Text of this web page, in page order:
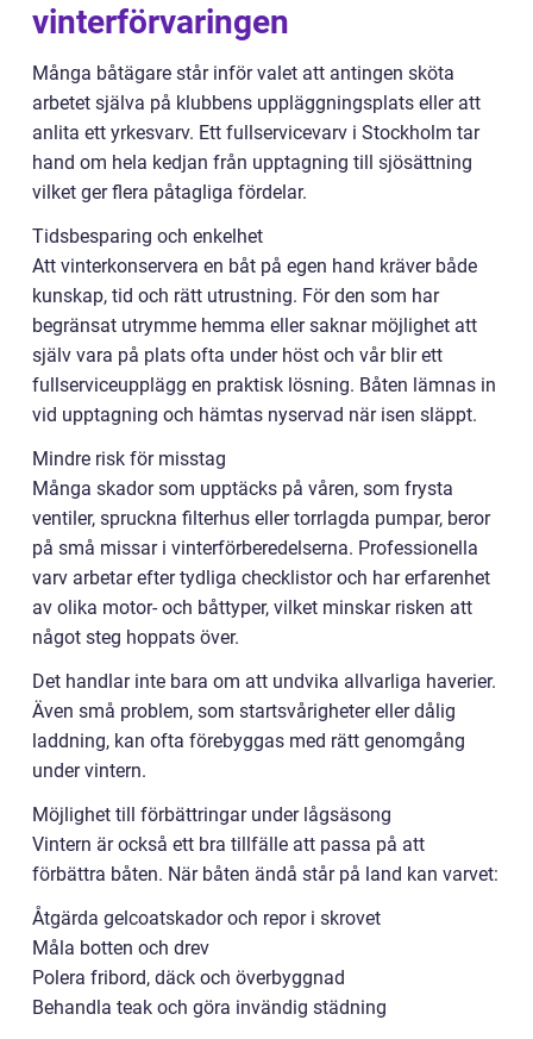
vinterförvaringen
Många båtägare står inför valet att antingen sköta
arbetet själva på klubbens uppläggningsplats eller att
anlita ett yrkesvarv. Ett fullservicevarv i Stockholm tar
hand om hela kedjan från upptagning till sjösättning
vilket ger flera påtagliga fördelar.
Tidsbesparing och enkelhet
Att vinterkonservera en båt på egen hand kräver både
kunskap, tid och rätt utrustning. För den som har
begränsat utrymme hemma eller saknar möjlighet att
själv vara på plats ofta under höst och vår blir ett
fullserviceupplägg en praktisk lösning. Båten lämnas in
vid upptagning och hämtas nyservad när isen släppt.
Mindre risk för misstag
Många skador som upptäcks på våren, som frysta
ventiler, spruckna filterhus eller torrlagda pumpar, beror
på små missar i vinterförberedelserna. Professionella
varv arbetar efter tydliga checklistor och har erfarenhet
av olika motor- och båttyper, vilket minskar risken att
något steg hoppats över.
Det handlar inte bara om att undvika allvarliga haverier.
Även små problem, som startsvårigheter eller dålig
laddning, kan ofta förebyggas med rätt genomgång
under vintern.
Möjlighet till förbättringar under lågsäsong
Vintern är också ett bra tillfälle att passa på att
förbättra båten. När båten ändå står på land kan varvet:
Åtgärda gelcoatskador och repor i skrovet
Måla botten och drev
Polera fribord, däck och överbyggnad
Behandla teak och göra invändig städning